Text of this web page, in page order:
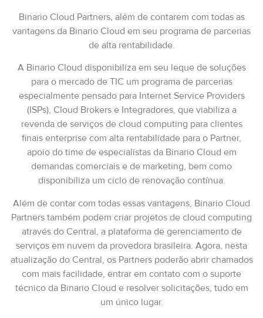
Binario Cloud Partners, além de contarem com todas as
vantagens da Binario Cloud em seu programa de parcerias
de alta rentabilidade.
A Binario Cloud disponibiliza em seu leque de soluções
para o mercado de TIC um programa de parcerias
especialmente pensado para Internet Service Providers
(ISPs), Cloud Brokers e Integradores, que viabiliza a
revenda de serviços de cloud computing para clientes
finais enterprise com alta rentabilidade para o Partner,
apoio do time de especialistas da Binario Cloud em
demandas comerciais e de marketing, bem como
disponibiliza um ciclo de renovação contínua.
Além de contar com todas essas vantagens, Binario Cloud
Partners também podem criar projetos de cloud computing
através do Central, a plataforma de gerenciamento de
serviços em nuvem da provedora brasileira. Agora, nesta
atualização do Central, os Partners poderão abrir chamados
com mais facilidade, entrar em contato com o suporte
técnico da Binario Cloud e resolver solicitações, tudo em
um único lugar.